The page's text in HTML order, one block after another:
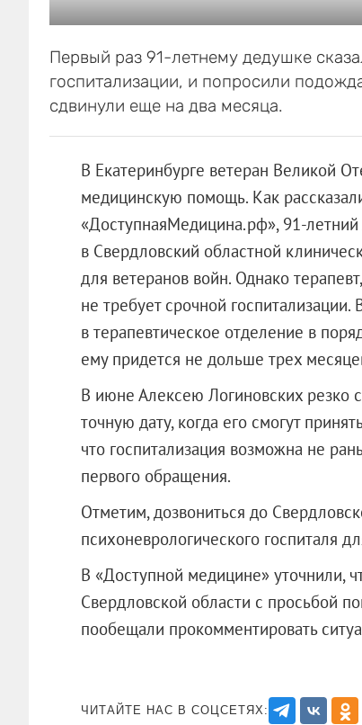
Первый раз 91-летнему дедушке
госпитализации, и попросили
сдвинули еще на два месяца.
В Екатеринбурге ветеран Великой
медицинскую помощь. Как
«ДоступнаяМедицина.рф», 91-
в Свердловский областной
для ветеранов войн. Однако
не требует срочной
в терапевтическое отделение в
ему придется не дольше трех
В июне Алексею Логиновских резко
точную дату, когда его смогут
что госпитализация возможна не
первого обращения.
Отметим, дозвониться до
психоневрологического госпиталя
В «Доступной медицине» уточнили,
Свердловской области с просьбой
пообещали прокомментировать
ЧИТАЙТЕ НАС В СОЦСЕТЯХ: